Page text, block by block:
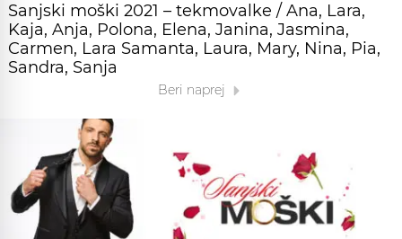
Sanjski moški 2021 – tekmovalke / Ana, Lara,
Kaja, Anja, Polona, Elena, Janina, Jasmina,
Carmen, Lara Samanta, Laura, Mary, Nina, Pia,
Sandra, Sanja
Beri naprej